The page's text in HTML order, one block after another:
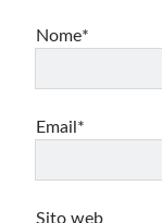
Nome*
Email*
Sito web